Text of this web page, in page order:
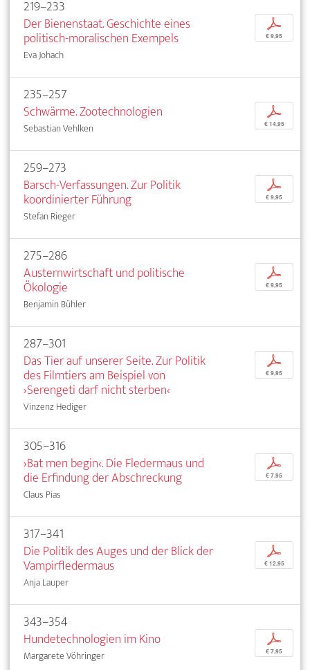
219–233
Der Bienenstaat. Geschichte eines
politisch-moralischen Exempels
Eva Johach
p
€ 9,95
235–257
Schwärme. Zootechnologien
Sebastian Vehlken
p
€ 14,95
259–273
Barsch-Verfassungen. Zur Politik
koordinierter Führung
Stefan Rieger
p
€ 9,95
275–286
Austernwirtschaft und politische
Ökologie
Benjamin Bühler
p
€ 9,95
287–301
Das Tier auf unserer Seite. Zur Politik
des Filmtiers am Beispiel von
›Serengeti darf nicht sterben‹
Vinzenz Hediger
p
€ 9,95
305–316
›Bat men begin‹. Die Fledermaus und
die Erfindung der Abschreckung
Claus Pias
p
€ 7,95
317–341
Die Politik des Auges und der Blick der
Vampirfledermaus
Anja Lauper
p
€ 12,95
343–354
Hundetechnologien im Kino
Margarete Vöhringer
p
€ 7,95